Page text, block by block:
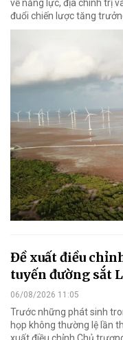
về năng lực, địa chính trị
đuổi chiến lược tăng
Đề xuất điều
tuyến đường sắt
06/08/2026 11:05
Trước những phát sinh
họp không thường lệ lần